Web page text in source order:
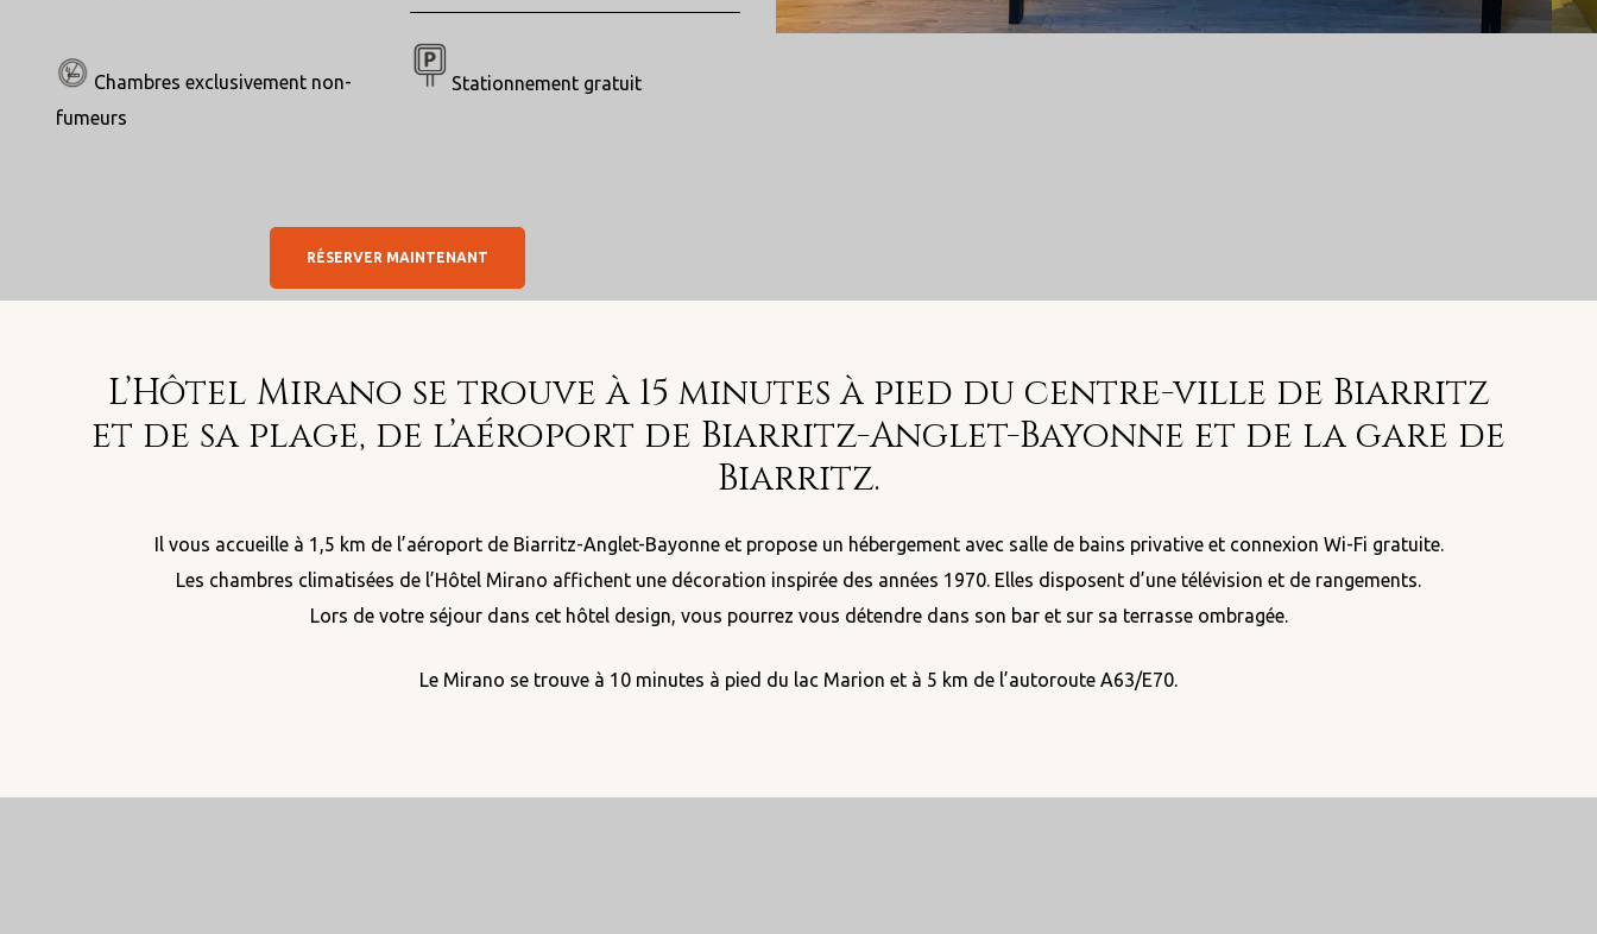
Chambres exclusivement non-
fumeurs
Stationnement gratuit
RÉSERVER MAINTENANT
L’Hôtel Mirano se trouve à 15 minutes à pied du centre-ville de Biarritz
et de sa plage, de l’aéroport de Biarritz-Anglet-Bayonne et de la gare de
Biarritz.
Il vous accueille à 1,5 km de l’aéroport de Biarritz-Anglet-Bayonne et propose un hébergement avec salle de bains privative et connexion Wi-Fi gratuite.
Les chambres climatisées de l’Hôtel Mirano affichent une décoration inspirée des années 1970. Elles disposent d’une télévision et de rangements.
Lors de votre séjour dans cet hôtel design, vous pourrez vous détendre dans son bar et sur sa terrasse ombragée.
Le Mirano se trouve à 10 minutes à pied du lac Marion et à 5 km de l’autoroute A63/E70.